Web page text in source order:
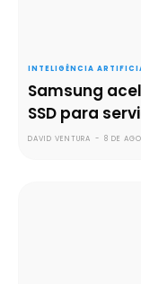
INTELIGÊNCIA
Samsung
SSD para
DAVID VENTURA - 8 DE